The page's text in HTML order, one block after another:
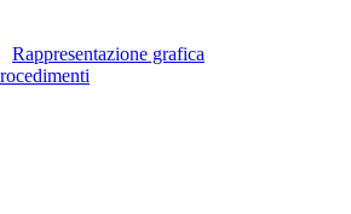
Rappresentazione grafica